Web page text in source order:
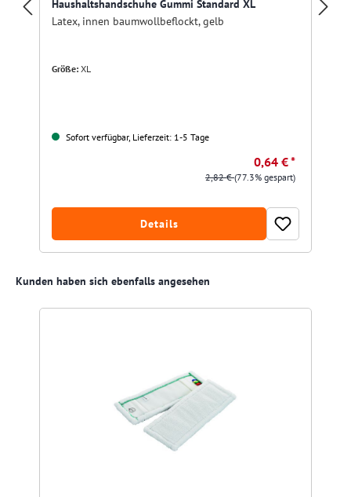
Haushaltshandschuhe Gummi Standard XL
Latex, innen baumwollbeflockt, gelb
Größe: XL
Sofort verfügbar, Lieferzeit: 1-5 Tage
0,64 € *
2,82 €(77.3% gespart)
Details
Produktgalerie überspringen
Kunden haben sich ebenfalls angesehen